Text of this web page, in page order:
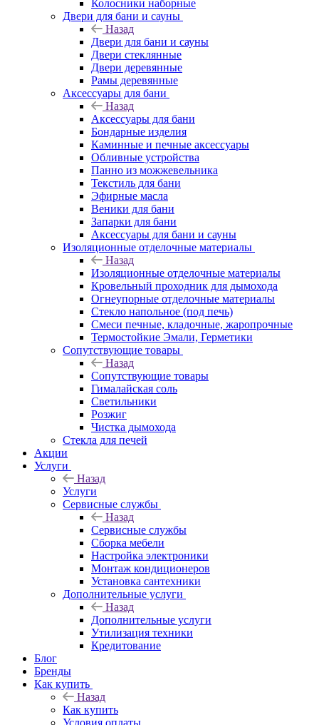
Колосники наборные
Двери для бани и сауны
Назад
Двери для бани и сауны
Двери стеклянные
Двери деревянные
Рамы деревянные
Аксессуары для бани
Назад
Аксессуары для бани
Бондарные изделия
Каминные и печные аксессуары
Обливные устройства
Панно из можжевельника
Текстиль для бани
Эфирные масла
Веники для бани
Запарки для бани
Аксессуары для бани и сауны
Изоляционные отделочные материалы
Назад
Изоляционные отделочные материалы
Кровельный проходник для дымохода
Огнеупорные отделочные материалы
Стекло напольное (под печь)
Смеси печные, кладочные, жаропрочные
Термостойкие Эмали, Герметики
Сопутствующие товары
Назад
Сопутствующие товары
Гималайская соль
Светильники
Розжиг
Чистка дымохода
Стекла для печей
Акции
Услуги
Назад
Услуги
Сервисные службы
Назад
Сервисные службы
Сборка мебели
Настройка электроники
Монтаж кондиционеров
Установка сантехники
Дополнительные услуги
Назад
Дополнительные услуги
Утилизация техники
Кредитование
Блог
Бренды
Как купить
Назад
Как купить
Условия оплаты